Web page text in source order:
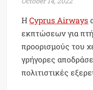
ΗCyprus Airways
εκπτώσεων για
προορισμούς του
γρήγορες
πολιτιστικές